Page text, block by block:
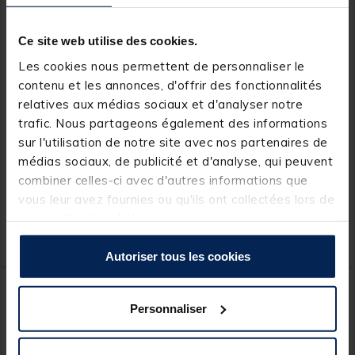
Ce site web utilise des cookies.
Les cookies nous permettent de personnaliser le
contenu et les annonces, d'offrir des fonctionnalités
relatives aux médias sociaux et d'analyser notre
trafic. Nous partageons également des informations
sur l'utilisation de notre site avec nos partenaires de
médias sociaux, de publicité et d'analyse, qui peuvent
combiner celles-ci avec d'autres informations que
vous leur avez fournies ou qu'ils ont collectées lors de
Autoriser tous les cookies
Personnaliser
SONIK
Rod Pod Sonik Herox 2 Rod
Pod Aluminium Compact
TEAM CARPFISHING
Pack Repose canne 3
Détecteurs Process VX +
Centrale + 3 Dropper +
Rodpod 3 cannes
[object Object] out of 5
(56)
-27% PACK